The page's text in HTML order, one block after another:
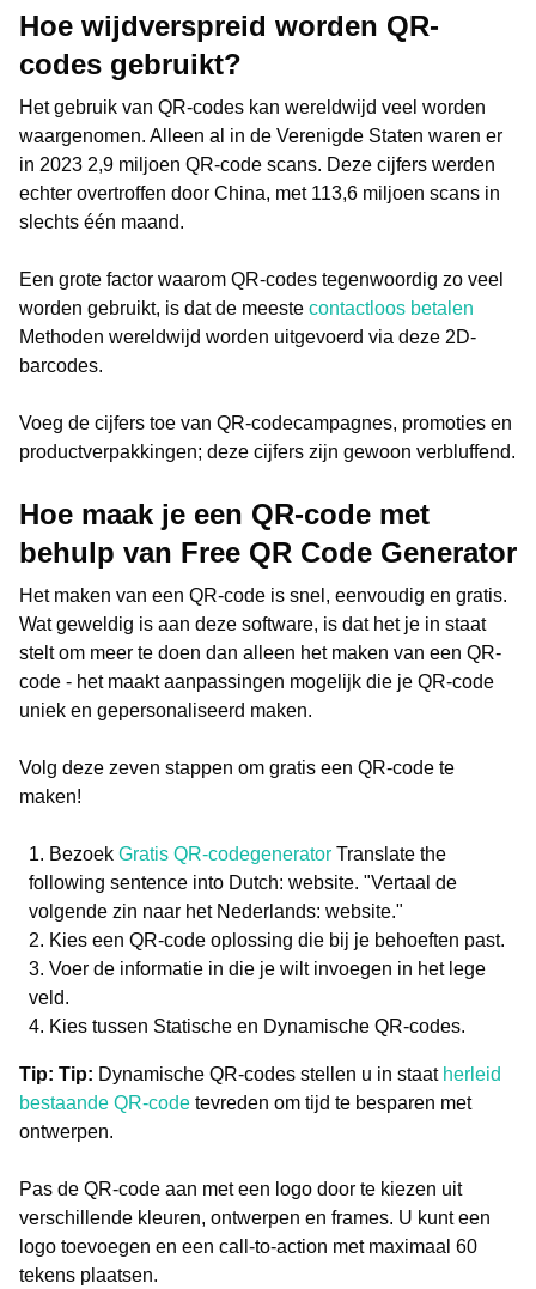
Hoe wijdverspreid worden QR-
codes gebruikt?
Het gebruik van QR-codes kan wereldwijd veel worden
waargenomen. Alleen al in de Verenigde Staten waren er
in 2023 2,9 miljoen QR-code scans. Deze cijfers werden
echter overtroffen door China, met 113,6 miljoen scans in
slechts één maand.
Een grote factor waarom QR-codes tegenwoordig zo veel
worden gebruikt, is dat de meeste contactloos betalen
Methoden wereldwijd worden uitgevoerd via deze 2D-
barcodes.
Voeg de cijfers toe van QR-codecampagnes, promoties en
productverpakkingen; deze cijfers zijn gewoon verbluffend.
Hoe maak je een QR-code met
behulp van Free QR Code Generator
Het maken van een QR-code is snel, eenvoudig en gratis.
Wat geweldig is aan deze software, is dat het je in staat
stelt om meer te doen dan alleen het maken van een QR-
code - het maakt aanpassingen mogelijk die je QR-code
uniek en gepersonaliseerd maken.
Volg deze zeven stappen om gratis een QR-code te
maken!
Bezoek Gratis QR-codegenerator Translate the
following sentence into Dutch: website. "Vertaal de
volgende zin naar het Nederlands: website."
Kies een QR-code oplossing die bij je behoeften past.
Voer de informatie in die je wilt invoegen in het lege
veld.
Kies tussen Statische en Dynamische QR-codes.
Tip: Tip: Dynamische QR-codes stellen u in staat herleid
bestaande QR-code tevreden om tijd te besparen met
ontwerpen.
Pas de QR-code aan met een logo door te kiezen uit
verschillende kleuren, ontwerpen en frames. U kunt een
logo toevoegen en een call-to-action met maximaal 60
tekens plaatsen.